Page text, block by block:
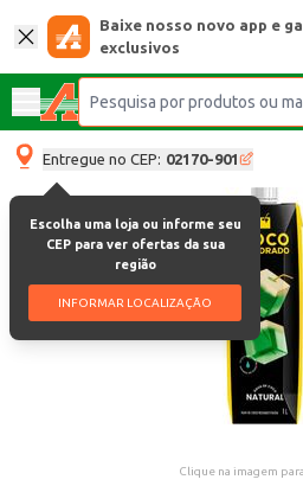
Baixe nosso novo app e
exclusivos
Entregue no CEP: 02170-901
Escolha uma loja ou informe seu
CEP para ver ofertas da sua
região
INFORMAR LOCALIZAÇÃO
Clique na imagem